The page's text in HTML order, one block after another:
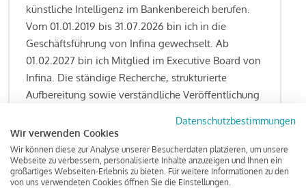
künstliche Intelligenz im Bankenbereich berufen.
Vom 01.01.2019 bis 31.07.2026 bin ich in die
Geschäftsführung von Infina gewechselt. Ab
01.02.2027 bin ich Mitglied im Executive Board von
Infina. Die ständige Recherche, strukturierte
Aufbereitung sowie verständliche Veröffentlichung
Kreditgeschäft gehören zu den wesentlichen
Schwerpunktsetzungen meiner Funktion.
Datenschutzbestimmungen
Wir verwenden Cookies
Wir können diese zur Analyse unserer Besucherdaten platzieren, um unsere
Webseite zu verbessern, personalisierte Inhalte anzuzeigen und Ihnen ein
großartiges Webseiten-Erlebnis zu bieten. Für weitere Informationen zu den
von uns verwendeten Cookies öffnen Sie die Einstellungen.